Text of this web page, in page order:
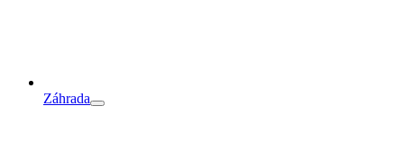
Záhrada